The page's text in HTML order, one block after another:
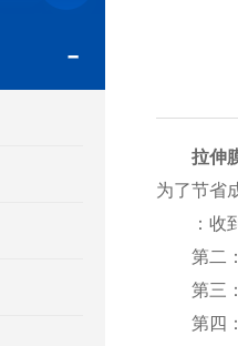
拉伸
为了节省
：收到
第二：
第三：
第四：